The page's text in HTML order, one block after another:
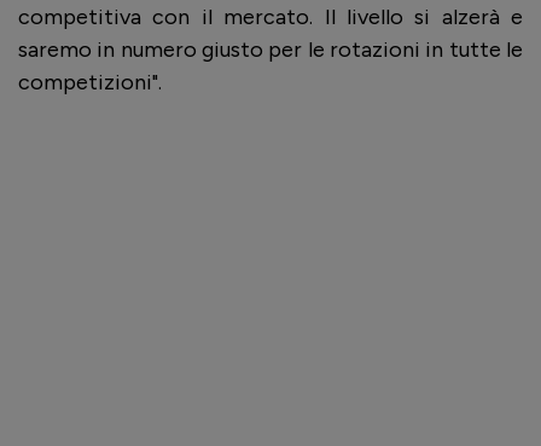
com­pe­ti­tiva con il mer­cato. Il livello si alzerà e
saremo in numero giu­sto per le rota­zioni in tutte le
com­pe­ti­zioni".